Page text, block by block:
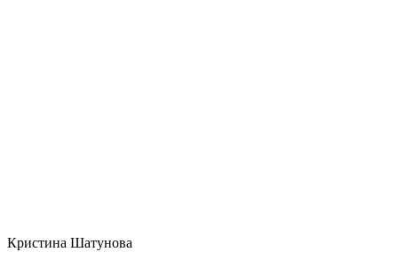
Кристина Шатунова